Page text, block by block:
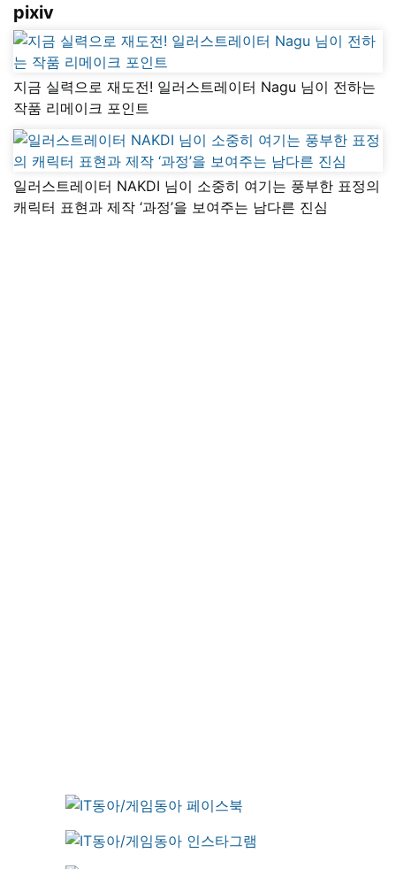
pixiv
지금 실력으로 재도전! 일러스트레이터 Nagu 님이 전하는
작품 리메이크 포인트
일러스트레이터 NAKDI 님이 소중히 여기는 풍부한 표정의
캐릭터 표현과 제작 ‘과정’을 보여주는 남다른 진심